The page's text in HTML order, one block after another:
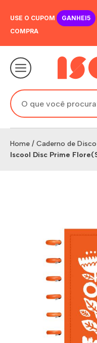
USE O CUPOM GANHEI5
COMPRA
Home / Caderno de Disco
Iscool Disc Prime